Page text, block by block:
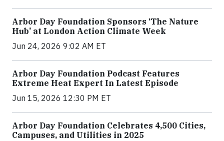
Arbor Day Foundation Sponsors ‘The Nature
Hub’ at London Action Climate Week
Jun 24, 2026 9:02 AM ET
Arbor Day Foundation Podcast Features
Extreme Heat Expert In Latest Episode
Jun 15, 2026 12:30 PM ET
Arbor Day Foundation Celebrates 4,500 Cities,
Campuses, and Utilities in 2025